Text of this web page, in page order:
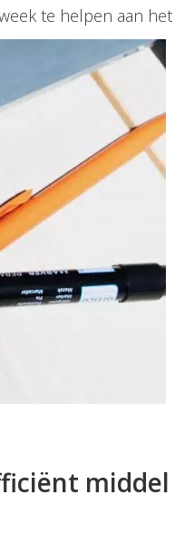
te helpen aan